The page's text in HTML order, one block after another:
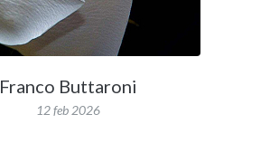
Franco Buttaroni
12 feb 2026